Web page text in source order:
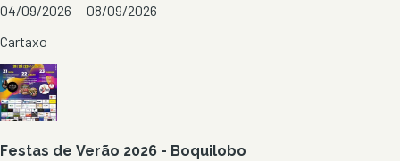
04/09/2026 — 08/09/2026
Cartaxo
Festas de Verão 2026 - Boquilobo